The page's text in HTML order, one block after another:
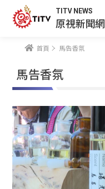
TITV NEWS
原視新聞網
首頁 馬告香氛
馬告香氛